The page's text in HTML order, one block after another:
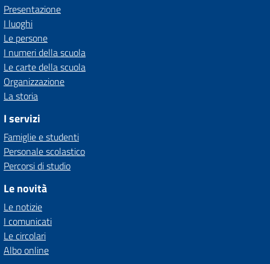
Presentazione
I luoghi
Le persone
I numeri della scuola
Le carte della scuola
Organizzazione
La storia
I servizi
Famiglie e studenti
Personale scolastico
Percorsi di studio
Le novità
Le notizie
I comunicati
Le circolari
Albo online